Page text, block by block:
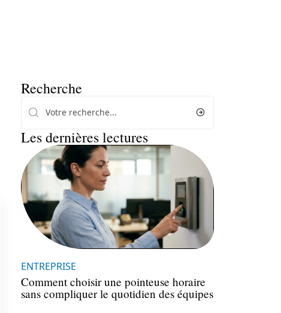
Recherche
Les dernières lectures
ENTREPRISE
Comment choisir une pointeuse horaire
sans compliquer le quotidien des équipes